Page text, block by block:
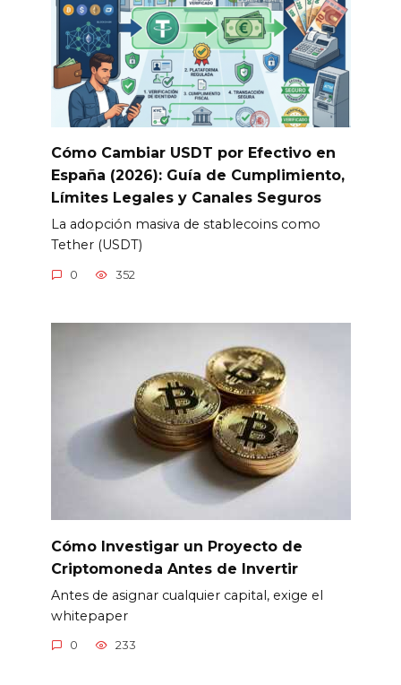
Cómo Cambiar USDT por Efectivo en
España (2026): Guía de Cumplimiento,
Límites Legales y Canales Seguros
La adopción masiva de stablecoins como
Tether (USDT)
0 352
Cómo Investigar un Proyecto de
Criptomoneda Antes de Invertir
Antes de asignar cualquier capital, exige el
whitepaper
0 233